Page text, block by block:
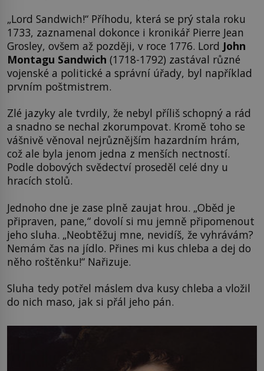
„Lord Sandwich!“ Příhodu, která se prý stala roku
1733, zaznamenal dokonce i kronikář Pierre Jean
Grosley, ovšem až později, v roce 1776. Lord John
Montagu Sandwich (1718-1792) zastával různé
vojenské a politické a správní úřady, byl například
prvním poštmistrem.
Zlé jazyky ale tvrdily, že nebyl příliš schopný a rád
a snadno se nechal zkorumpovat. Kromě toho se
vášnivě věnoval nejrůznějším hazardním hrám,
což ale byla jenom jedna z menších nectností.
Podle dobových svědectví proseděl celé dny u
hracích stolů.
Jednoho dne je zase plně zaujat hrou. „Oběd je
připraven, pane,“ dovolí si mu jemně připomenout
jeho sluha. „Neobtěžuj mne, nevidíš, že vyhrávám?
Nemám čas na jídlo. Přines mi kus chleba a dej do
něho roštěnku!“ Nařizuje.
Sluha tedy potřel máslem dva kusy chleba a vložil
do nich maso, jak si přál jeho pán.